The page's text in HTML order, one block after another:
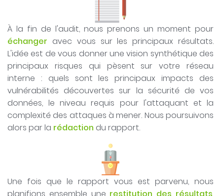
À la fin de l'audit, nous prenons un moment pour
échanger avec vous sur les principaux résultats.
L'idée est de vous donner une vision synthétique des
principaux risques qui pèsent sur votre réseau
interne : quels sont les principaux impacts des
vulnérabilités découvertes sur la sécurité de vos
données, le niveau requis pour l'attaquant et la
complexité des attaques à mener. Nous poursuivons
alors par la rédaction du rapport.
Une fois que le rapport vous est parvenu, nous